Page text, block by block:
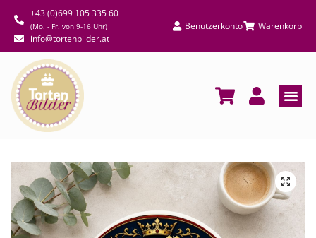
+43 (0)699 105 335 60
(Mo. - Fr. von 9-16 Uhr)
info@tortenbilder.at
Benutzerkonto Warenkorb